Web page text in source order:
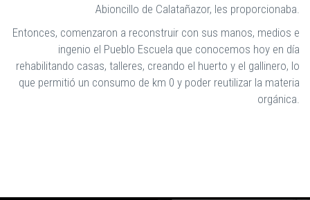
Abioncillo de Calatañazor, les proporcionaba.
Entonces, comenzaron a reconstruir con sus manos, medios e
ingenio el Pueblo Escuela que conocemos hoy en día
rehabilitando casas, talleres, creando el huerto y el gallinero, lo
que permitió un consumo de km 0 y poder reutilizar la materia
orgánica.